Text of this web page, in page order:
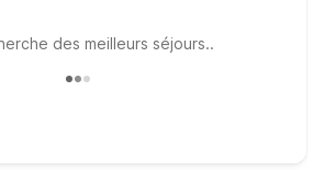
des meilleurs séjours..